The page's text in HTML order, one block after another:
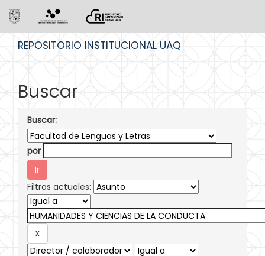
REPOSITORIO INSTITUCIONAL UAQ
Buscar
Buscar:
por
Filtros actuales: